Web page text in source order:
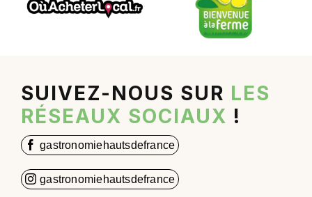
SUIVEZ-NOUS SUR LES
RÉSEAUX SOCIAUX !